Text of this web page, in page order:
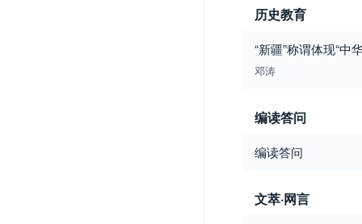
历史教育
“新疆”称谓体现“中
邓涛
编读答问
编读答问
文萃·网言